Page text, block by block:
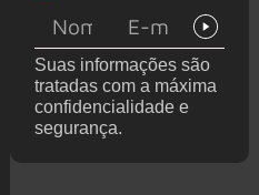
de de
deixar os
palcos
Suas informações são
tratadas com a máxima
confidencialidade e
segurança.